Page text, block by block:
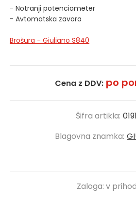
- Notranji potenciometer
- Avtomatska zavora
Brošura - Giuliano S840
Cena z DDV: po
Šifra artikla:
Blagovna znamka:
Zaloga: v